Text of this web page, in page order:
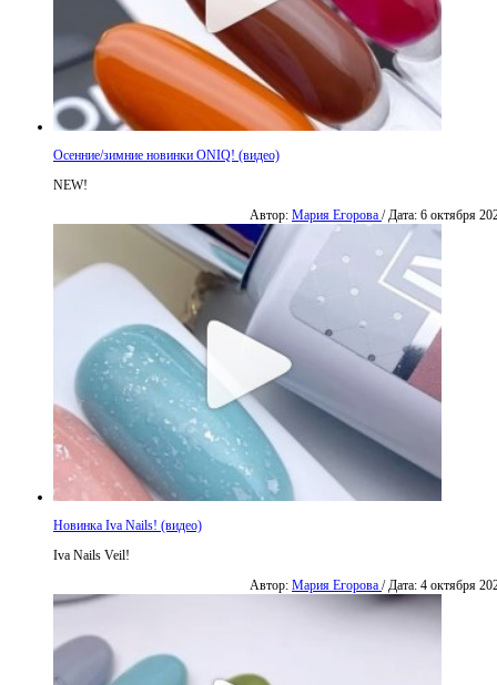
Осенние/зимние новинки ONIQ! (видео)
NEW!
Автор: Мария Егорова / Дата: 6 октября
Новинка Iva Nails! (видео)
Iva Nails Veil!
Автор: Мария Егорова / Дата: 4 октября